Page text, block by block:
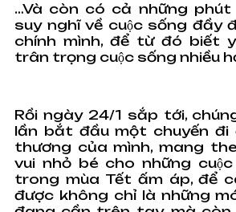
…Và còn có cả những
suy nghĩ về cuộc sống đầy
chính mình, để từ đó biết
trân trọng cuộc sống nhiều
Rồi ngày 24/1 sắp tới,
lần bắt đầu một chuyến đi
thương của mình, mang
vui nhỏ bé cho những
trong mùa Tết ấm áp, để
được không chỉ là những